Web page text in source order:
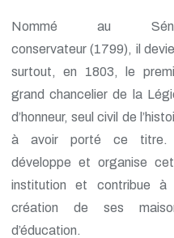
Nommé au
conservateur (1799), il
surtout, en 1803, le
grand chancelier de la
d’honneur, seul civil de
à avoir porté ce
développe et organise
institution et contribue à
création de ses
d’éducation.